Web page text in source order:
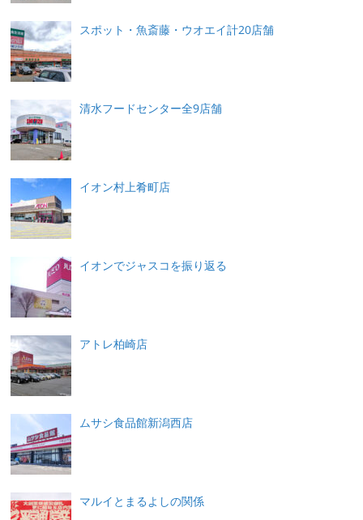
スポット・魚斎藤・ウオエイ計20店舗
清水フードセンター全9店舗
イオン村上肴町店
イオンでジャスコを振り返る
アトレ柏崎店
ムサシ食品館新潟西店
マルイとまるよしの関係